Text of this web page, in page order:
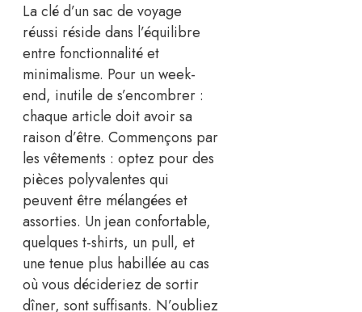
La clé d’un sac de voyage
réussi réside dans l’équilibre
entre fonctionnalité et
minimalisme. Pour un week-
end, inutile de s’encombrer :
chaque article doit avoir sa
raison d’être. Commençons par
les vêtements : optez pour des
pièces polyvalentes qui
peuvent être mélangées et
assorties. Un jean confortable,
quelques t-shirts, un pull, et
une tenue plus habillée au cas
où vous décideriez de sortir
dîner, sont suffisants. N’oubliez